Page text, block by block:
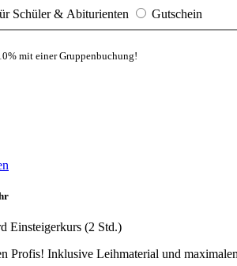
Schüler & Abiturienten Gutschein
mit einer Gruppenbuchung!
Einsteigerkurs (2 Std.)
Profis! Inklusive Leihmaterial und